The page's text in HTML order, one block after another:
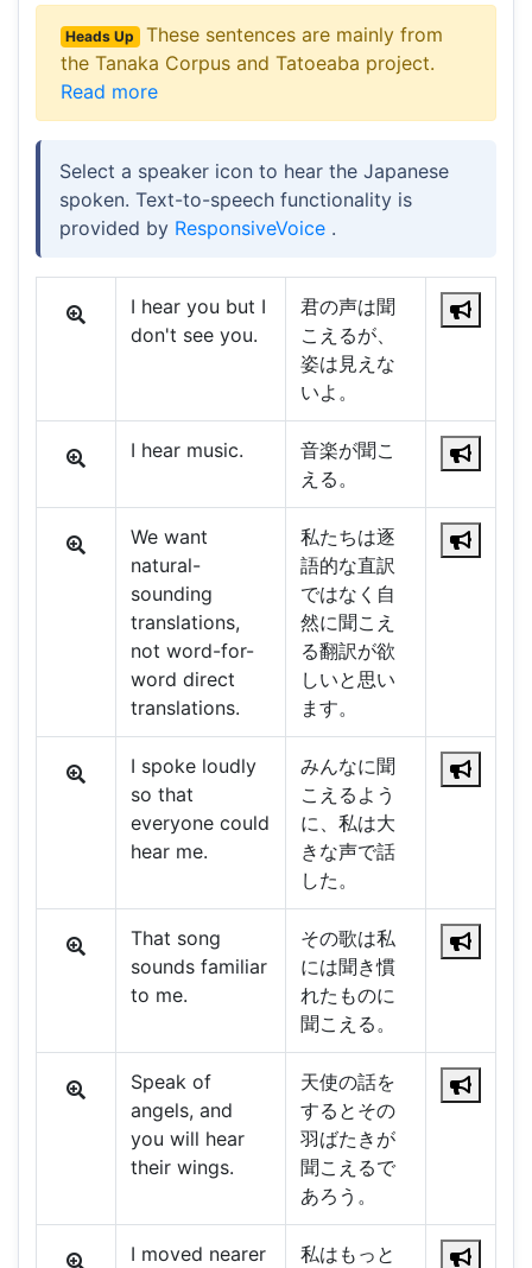
Heads Up
These sentences are mainly from
the Tanaka Corpus and Tatoeaba project.
Read more
Select a speaker icon to hear the Japanese
spoken. Text-to-speech functionality is
provided by ResponsiveVoice .
I hear you but I
don't see you.
君の声は聞
こえるが、
姿は見えな
いよ。
I hear music.
音楽が聞こ
える。
We want
natural-
sounding
translations,
not word-for-
word direct
translations.
私たちは逐
語的な直訳
ではなく自
然に聞こえ
る翻訳が欲
しいと思い
ます。
I spoke loudly
so that
everyone could
hear me.
みんなに聞
こえるよう
に、私は大
きな声で話
した。
That song
sounds familiar
to me.
その歌は私
には聞き慣
れたものに
聞こえる。
Speak of
angels, and
you will hear
their wings.
天使の話を
するとその
羽ばたきが
聞こえるで
あろう。
I moved nearer
私はもっと